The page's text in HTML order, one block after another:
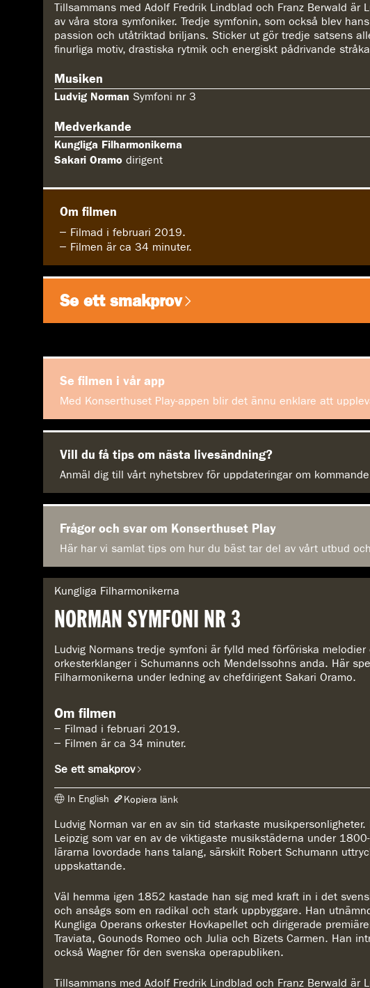
Tillsammans med Adolf Fredrik Lindblad och Franz Berwald är
av våra stora symfoniker. Tredje symfonin, som också blev
passion och utåtriktad briljans. Sticker ut gör tredje satsens
finurliga motiv, drastiska rytmik och energiskt pådrivande
Musiken
Ludvig Norman Symfoni nr 3
Medverkande
Kungliga Filharmonikerna
Sakari Oramo dirigent
Om filmen
Filmad i februari 2019.
Filmen är ca 34 minuter.
Se ett smakprov
Se filmen i vår app
Med Konserthuset Play-appen blir det ännu enklare att
Vill du få tips om nästa livesändning?
Anmäl dig till vårt nyhetsbrev för uppdateringar om
Frågor och svar om Konserthuset Play
Här har vi samlat tips om hur du bäst tar del av vårt utbud
G
n
r
e
:
Kungliga Filharmonikerna
NORMAN SYMFONI NR 3
Ludvig Normans tredje symfoni är fylld med förföriska
orkesterklanger i Schumanns och Mendelssohns anda. Här
Filharmonikerna under ledning av chefdirigent Sakari Oramo.
Om filmen
Filmad i februari 2019.
Filmen är ca 34 minuter.
Se ett smakprov
In English Kopiera länk
Länken har kopierats
https://www.konserthuset.se/play/norman-symfoni-nr-3/
Ludvig Norman var en av sin tid starkaste
Leipzig som var en av de viktigaste musikstäderna under
lärarna lovordade hans talang, särskilt Robert Schumann
uppskattande.
Väl hemma igen 1852 kastade han sig med kraft in i det
och ansågs som en radikal och stark uppbyggare. Han
Kungliga Operans orkester Hovkapellet och dirigerade
Traviata, Gounods Romeo och Julia och Bizets Carmen. Han
också Wagner för den svenska operapubliken.
Tillsammans med Adolf Fredrik Lindblad och Franz Berwald är